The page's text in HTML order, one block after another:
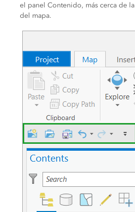
el panel Contenido, más cerca de
del mapa.